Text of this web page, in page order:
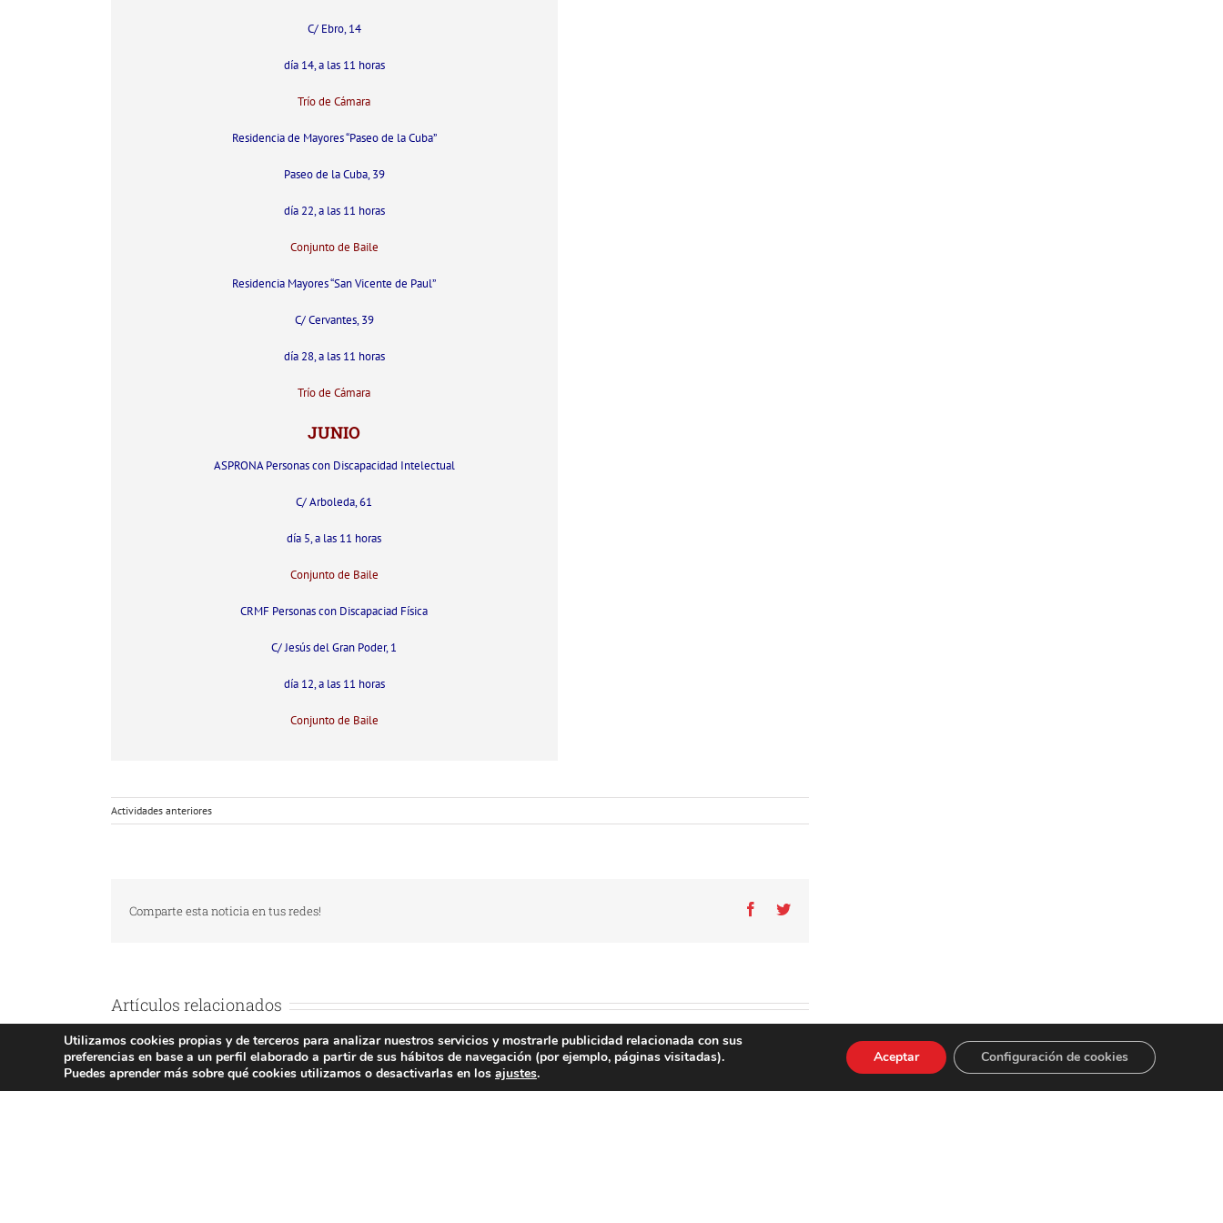
C/ Ebro, 14
día 14, a las 11 horas
Trío de Cámara
Residencia de Mayores “Paseo de la Cuba”
Paseo de la Cuba, 39
día 22, a las 11 horas
Conjunto de Baile
Residencia Mayores “San Vicente de Paul”
C/ Cervantes, 39
día 28, a las 11 horas
Trío de Cámara
JUNIO
ASPRONA Personas con Discapacidad Intelectual
C/ Arboleda, 61
día 5, a las 11 horas
Conjunto de Baile
CRMF Personas con Discapaciad Física
C/ Jesús del Gran Poder, 1
día 12, a las 11 horas
Conjunto de Baile
Actividades anteriores
Comparte esta noticia en tus redes! FacebookTwitter
Artículos relacionados
Resonancia – Suono trio
Utilizamos cookies propias y de terceros para analizar nuestros servicios y mostrarle publicidad relacionada con sus
preferencias en base a un perfil elaborado a partir de sus hábitos de navegación (por ejemplo, páginas visitadas).
Puedes aprender más sobre qué cookies utilizamos o desactivarlas en los ajustes.
Aceptar Configuración de cookies